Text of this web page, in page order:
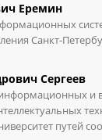
Еремин
Санкт-
Сергеев
и
путей